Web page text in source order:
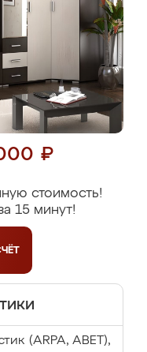
₽
стоимость!
15 минут!
(ARPA, ABET),